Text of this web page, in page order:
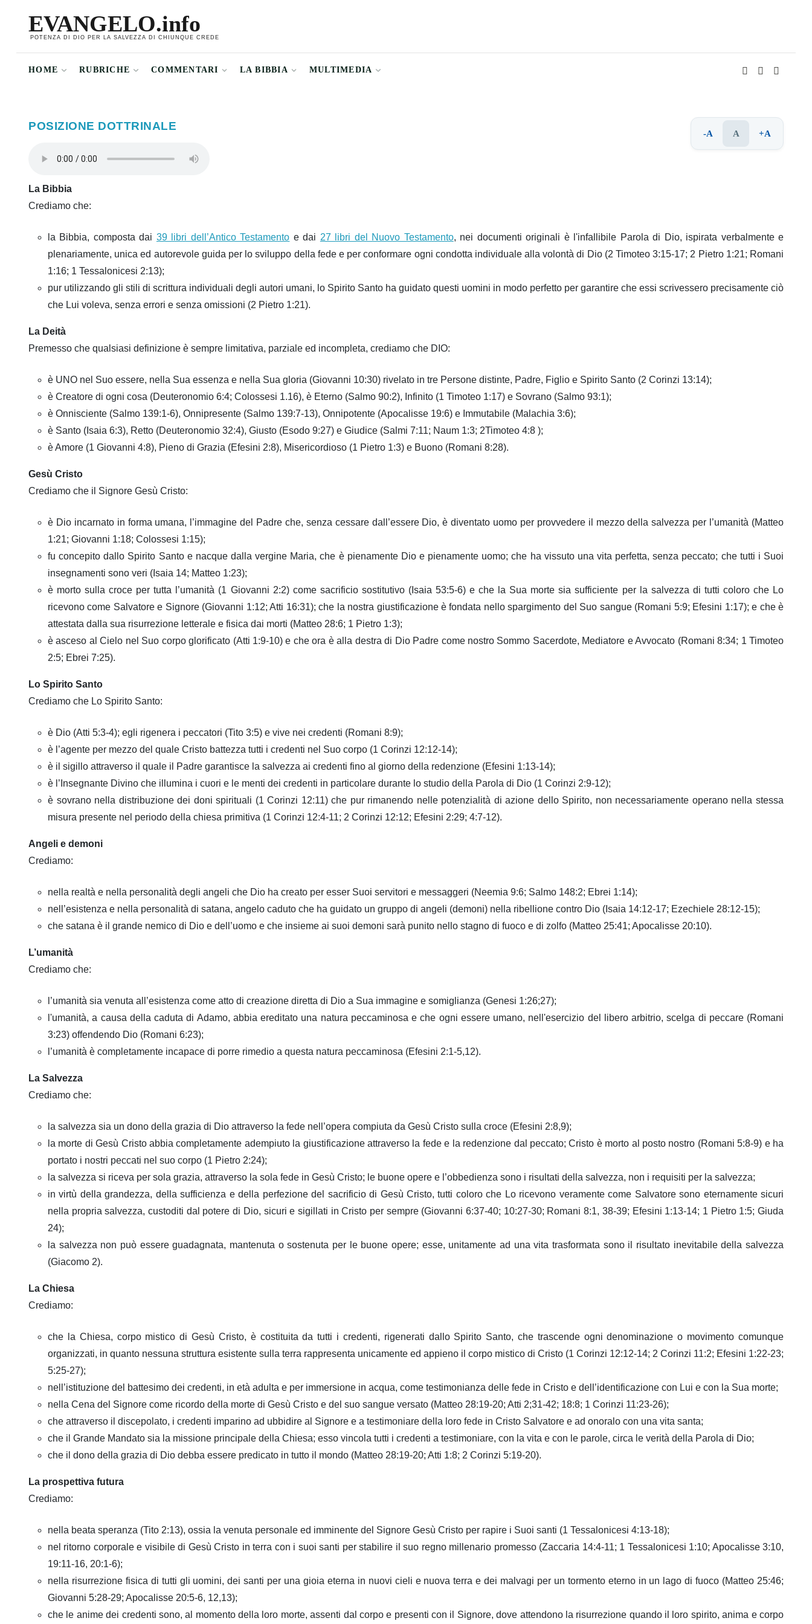
EVANGELO.info
POTENZA DI DIO PER LA SALVEZZA DI CHIUNQUE CREDE
HOME RUBRICHE COMMENTARI LA BIBBIA MULTIMEDIA
-A A +A
POSIZIONE DOTTRINALE
La Bibbia
Crediamo che:
la Bibbia, composta dai 39 libri dell’Antico Testamento e dai 27 libri del Nuovo Testamento, nei documenti originali è l'infallibile Parola di Dio, ispirata verbalmente e
plenariamente, unica ed autorevole guida per lo sviluppo della fede e per conformare ogni condotta individuale alla volontà di Dio (2 Timoteo 3:15-17; 2 Pietro 1:21; Romani
1:16; 1 Tessalonicesi 2:13);
pur utilizzando gli stili di scrittura individuali degli autori umani, lo Spirito Santo ha guidato questi uomini in modo perfetto per garantire che essi scrivessero precisamente ciò
che Lui voleva, senza errori e senza omissioni (2 Pietro 1:21).
La Deità
Premesso che qualsiasi definizione è sempre limitativa, parziale ed incompleta, crediamo che DIO:
è UNO nel Suo essere, nella Sua essenza e nella Sua gloria (Giovanni 10:30) rivelato in tre Persone distinte, Padre, Figlio e Spirito Santo (2 Corinzi 13:14);
è Creatore di ogni cosa (Deuteronomio 6:4; Colossesi 1.16), è Eterno (Salmo 90:2), Infinito (1 Timoteo 1:17) e Sovrano (Salmo 93:1);
è Onnisciente (Salmo 139:1-6), Onnipresente (Salmo 139:7-13), Onnipotente (Apocalisse 19:6) e Immutabile (Malachia 3:6);
è Santo (Isaia 6:3), Retto (Deuteronomio 32:4), Giusto (Esodo 9:27) e Giudice (Salmi 7:11; Naum 1:3; 2Timoteo 4:8 );
è Amore (1 Giovanni 4:8), Pieno di Grazia (Efesini 2:8), Misericordioso (1 Pietro 1:3) e Buono (Romani 8:28).
Gesù Cristo
Crediamo che il Signore Gesù Cristo:
è Dio incarnato in forma umana, l’immagine del Padre che, senza cessare dall’essere Dio, è diventato uomo per provvedere il mezzo della salvezza per l’umanità (Matteo
1:21; Giovanni 1:18; Colossesi 1:15);
fu concepito dallo Spirito Santo e nacque dalla vergine Maria, che è pienamente Dio e pienamente uomo; che ha vissuto una vita perfetta, senza peccato; che tutti i Suoi
insegnamenti sono veri (Isaia 14; Matteo 1:23);
è morto sulla croce per tutta l’umanità (1 Giovanni 2:2) come sacrificio sostitutivo (Isaia 53:5-6) e che la Sua morte sia sufficiente per la salvezza di tutti coloro che Lo
ricevono come Salvatore e Signore (Giovanni 1:12; Atti 16:31); che la nostra giustificazione è fondata nello spargimento del Suo sangue (Romani 5:9; Efesini 1:17); e che è
attestata dalla sua risurrezione letterale e fisica dai morti (Matteo 28:6; 1 Pietro 1:3);
è asceso al Cielo nel Suo corpo glorificato (Atti 1:9-10) e che ora è alla destra di Dio Padre come nostro Sommo Sacerdote, Mediatore e Avvocato (Romani 8:34; 1 Timoteo
2:5; Ebrei 7:25).
Lo Spirito Santo
Crediamo che Lo Spirito Santo:
è Dio (Atti 5:3-4); egli rigenera i peccatori (Tito 3:5) e vive nei credenti (Romani 8:9);
è l’agente per mezzo del quale Cristo battezza tutti i credenti nel Suo corpo (1 Corinzi 12:12-14);
è il sigillo attraverso il quale il Padre garantisce la salvezza ai credenti fino al giorno della redenzione (Efesini 1:13-14);
è l’Insegnante Divino che illumina i cuori e le menti dei credenti in particolare durante lo studio della Parola di Dio (1 Corinzi 2:9-12);
è sovrano nella distribuzione dei doni spirituali (1 Corinzi 12:11) che pur rimanendo nelle potenzialità di azione dello Spirito, non necessariamente operano nella stessa
misura presente nel periodo della chiesa primitiva (1 Corinzi 12:4-11; 2 Corinzi 12:12; Efesini 2:29; 4:7-12).
Angeli e demoni
Crediamo:
nella realtà e nella personalità degli angeli che Dio ha creato per esser Suoi servitori e messaggeri (Neemia 9:6; Salmo 148:2; Ebrei 1:14);
nell’esistenza e nella personalità di satana, angelo caduto che ha guidato un gruppo di angeli (demoni) nella ribellione contro Dio (Isaia 14:12-17; Ezechiele 28:12-15);
che satana è il grande nemico di Dio e dell’uomo e che insieme ai suoi demoni sarà punito nello stagno di fuoco e di zolfo (Matteo 25:41; Apocalisse 20:10).
L’umanità
Crediamo che:
l’umanità sia venuta all’esistenza come atto di creazione diretta di Dio a Sua immagine e somiglianza (Genesi 1:26;27);
l'umanità, a causa della caduta di Adamo, abbia ereditato una natura peccaminosa e che ogni essere umano, nell'esercizio del libero arbitrio, scelga di peccare (Romani
3:23) offendendo Dio (Romani 6:23);
l’umanità è completamente incapace di porre rimedio a questa natura peccaminosa (Efesini 2:1-5,12).
La Salvezza
Crediamo che:
la salvezza sia un dono della grazia di Dio attraverso la fede nell’opera compiuta da Gesù Cristo sulla croce (Efesini 2:8,9);
la morte di Gesù Cristo abbia completamente adempiuto la giustificazione attraverso la fede e la redenzione dal peccato; Cristo è morto al posto nostro (Romani 5:8-9) e ha
portato i nostri peccati nel suo corpo (1 Pietro 2:24);
la salvezza si riceva per sola grazia, attraverso la sola fede in Gesù Cristo; le buone opere e l’obbedienza sono i risultati della salvezza, non i requisiti per la salvezza;
in virtù della grandezza, della sufficienza e della perfezione del sacrificio di Gesù Cristo, tutti coloro che Lo ricevono veramente come Salvatore sono eternamente sicuri
nella propria salvezza, custoditi dal potere di Dio, sicuri e sigillati in Cristo per sempre (Giovanni 6:37-40; 10:27-30; Romani 8:1, 38-39; Efesini 1:13-14; 1 Pietro 1:5; Giuda
24);
la salvezza non può essere guadagnata, mantenuta o sostenuta per le buone opere; esse, unitamente ad una vita trasformata sono il risultato inevitabile della salvezza
(Giacomo 2).
La Chiesa
Crediamo:
che la Chiesa, corpo mistico di Gesù Cristo, è costituita da tutti i credenti, rigenerati dallo Spirito Santo, che trascende ogni denominazione o movimento comunque
organizzati, in quanto nessuna struttura esistente sulla terra rappresenta unicamente ed appieno il corpo mistico di Cristo (1 Corinzi 12:12-14; 2 Corinzi 11:2; Efesini 1:22-23;
5:25-27);
nell’istituzione del battesimo dei credenti, in età adulta e per immersione in acqua, come testimonianza delle fede in Cristo e dell’identificazione con Lui e con la Sua morte;
nella Cena del Signore come ricordo della morte di Gesù Cristo e del suo sangue versato (Matteo 28:19-20; Atti 2;31-42; 18:8; 1 Corinzi 11:23-26);
che attraverso il discepolato, i credenti imparino ad ubbidire al Signore e a testimoniare della loro fede in Cristo Salvatore e ad onoralo con una vita santa;
che il Grande Mandato sia la missione principale della Chiesa; esso vincola tutti i credenti a testimoniare, con la vita e con le parole, circa le verità della Parola di Dio;
che il dono della grazia di Dio debba essere predicato in tutto il mondo (Matteo 28:19-20; Atti 1:8; 2 Corinzi 5:19-20).
La prospettiva futura
Crediamo:
nella beata speranza (Tito 2:13), ossia la venuta personale ed imminente del Signore Gesù Cristo per rapire i Suoi santi (1 Tessalonicesi 4:13-18);
nel ritorno corporale e visibile di Gesù Cristo in terra con i suoi santi per stabilire il suo regno millenario promesso (Zaccaria 14:4-11; 1 Tessalonicesi 1:10; Apocalisse 3:10,
19:11-16, 20:1-6);
nella risurrezione fisica di tutti gli uomini, dei santi per una gioia eterna in nuovi cieli e nuova terra e dei malvagi per un tormento eterno in un lago di fuoco (Matteo 25:46;
Giovanni 5:28-29; Apocalisse 20:5-6, 12,13);
che le anime dei credenti sono, al momento della loro morte, assenti dal corpo e presenti con il Signore, dove attendono la risurrezione quando il loro spirito, anima e corpo